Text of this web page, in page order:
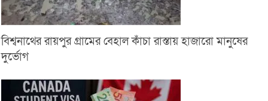
বিশ্বনাথের রায়পুর গ্রামের বেহাল কাঁচা রাস্তায় হাজারো মানুষের
দুর্ভোগ